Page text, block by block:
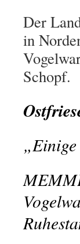
Der
in
Schopf.